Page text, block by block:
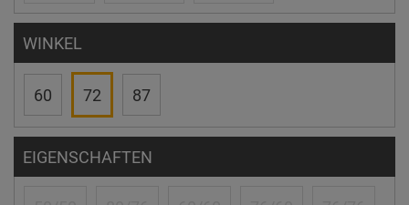
WINKEL
60 72 87
EIGENSCHAFTEN